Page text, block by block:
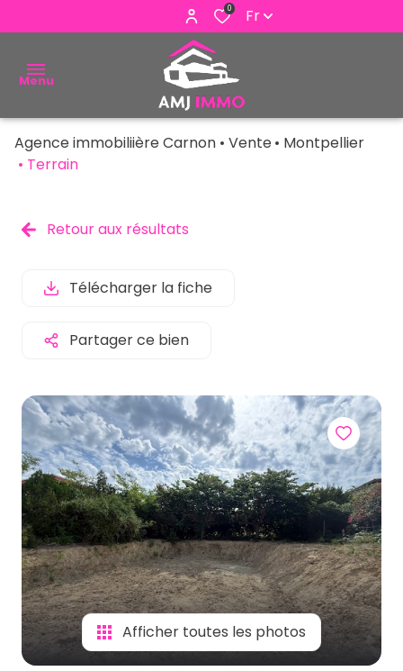
0 Fr
Menu
ACHETER
ESTIMER
ALERTE
E-MAIL
NOUS
Agence immobiliière Carnon Vente
Montpellier
Terrain
Retour aux résultats
Télécharger la fiche
Partager ce bien
Afficher toutes les photos